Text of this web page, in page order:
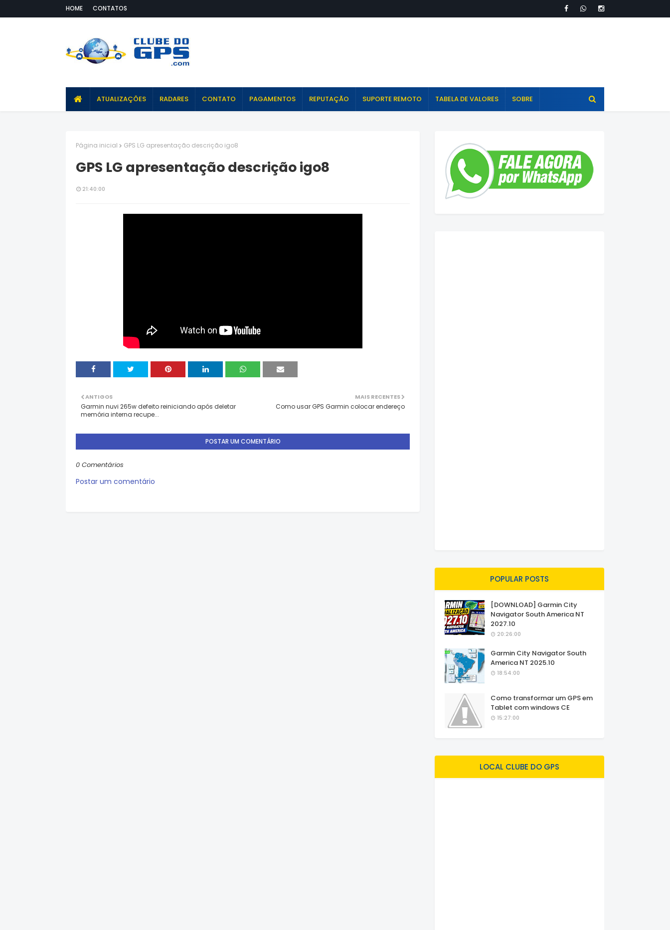
HOME CONTATOS
ATUALIZAÇÕES RADARES CONTATO PAGAMENTOS REPUTAÇÃO SUPORTE REMOTO TABELA DE VALORES SOBRE
Página inicial GPS LG apresentação descrição igo8
GPS LG apresentação descrição igo8
21:40:00
MAIS RECENTES
Como usar GPS Garmin colocar endereço
ANTIGOS
Garmin nuvi 265w defeito reiniciando após deletar
memória interna recupe...
POSTAR UM COMENTÁRIO
0 Comentários
Postar um comentário
POPULAR POSTS
[DOWNLOAD] Garmin City
Navigator South America NT
2027.10
20:26:00
Garmin City Navigator South
America NT 2025.10
18:54:00
Como transformar um GPS em
Tablet com windows CE
15:27:00
LOCAL CLUBE DO GPS